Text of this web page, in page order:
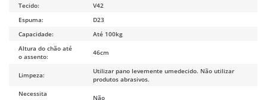
Tecido:
V42
Espuma:
D23
Capacidade:
Até 100kg
Altura do chão até
o assento:
46cm
Limpeza:
Utilizar pano levemente umedecido. Não utilizar
produtos abrasivos.
Necessita
Não